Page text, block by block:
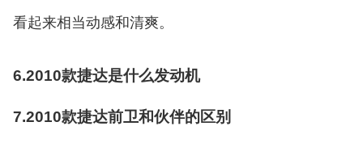
看起来相当动感和清爽。
6.2010款捷达是什么发动机
7.2010款捷达前卫和伙伴的区别